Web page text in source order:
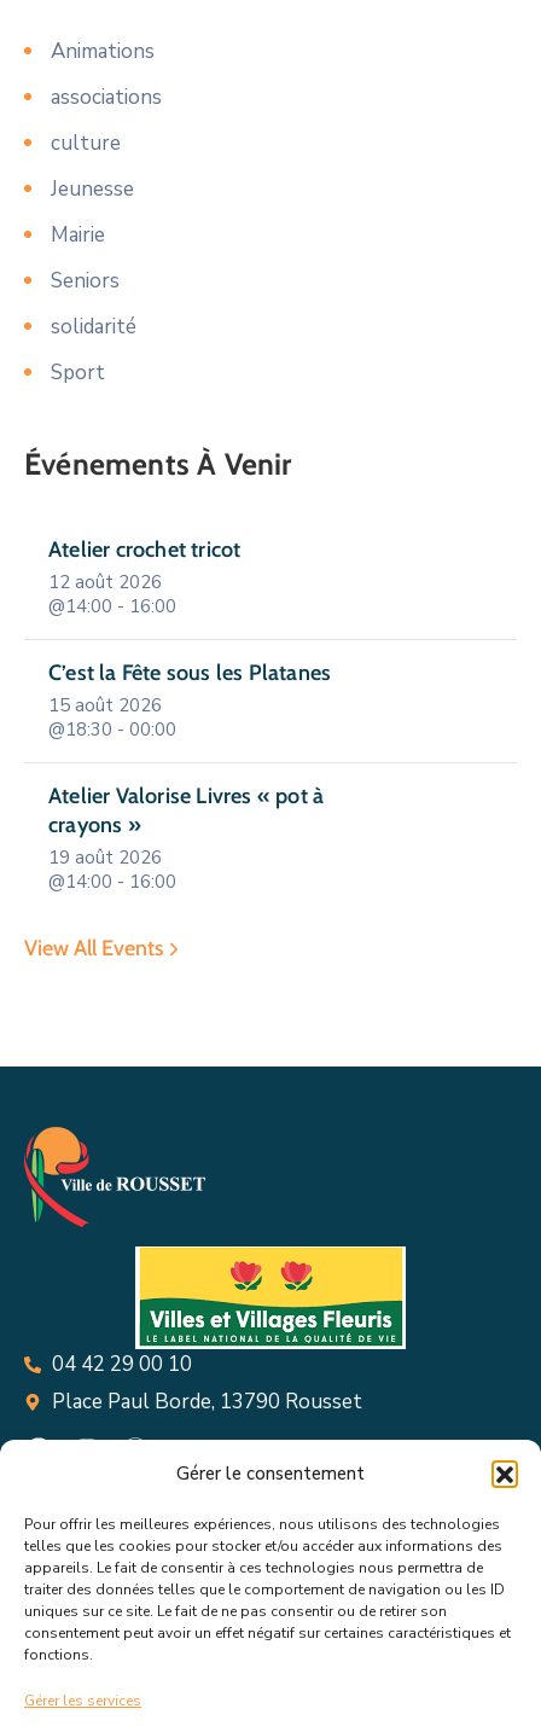
Gérer le consentement
Pour offrir les meilleures expériences, nous utilisons des technologies
telles que les cookies pour stocker et/ou accéder aux informations des
appareils. Le fait de consentir à ces technologies nous permettra de
traiter des données telles que le comportement de navigation ou les ID
uniques sur ce site. Le fait de ne pas consentir ou de retirer son
consentement peut avoir un effet négatif sur certaines caractéristiques et
fonctions.
Gérer les services
Animations
associations
culture
Jeunesse
Mairie
Seniors
solidarité
Sport
Événements À Venir
Atelier crochet tricot
12 août 2026
@14:00 - 16:00
C’est la Fête sous les Platanes
15 août 2026
@18:30 - 00:00
Atelier Valorise Livres « pot à
crayons »
19 août 2026
@14:00 - 16:00
View All Events
04 42 29 00 10
Place Paul Borde, 13790 Rousset
Suivez toutes les informations &
actualités de votre ville !